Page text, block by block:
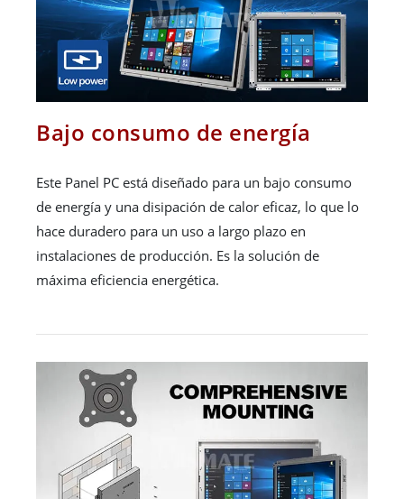
Bajo consumo de energía
Este Panel PC está diseñado para un bajo consumo
de energía y una disipación de calor eficaz, lo que lo
hace duradero para un uso a largo plazo en
instalaciones de producción. Es la solución de
máxima eficiencia energética.